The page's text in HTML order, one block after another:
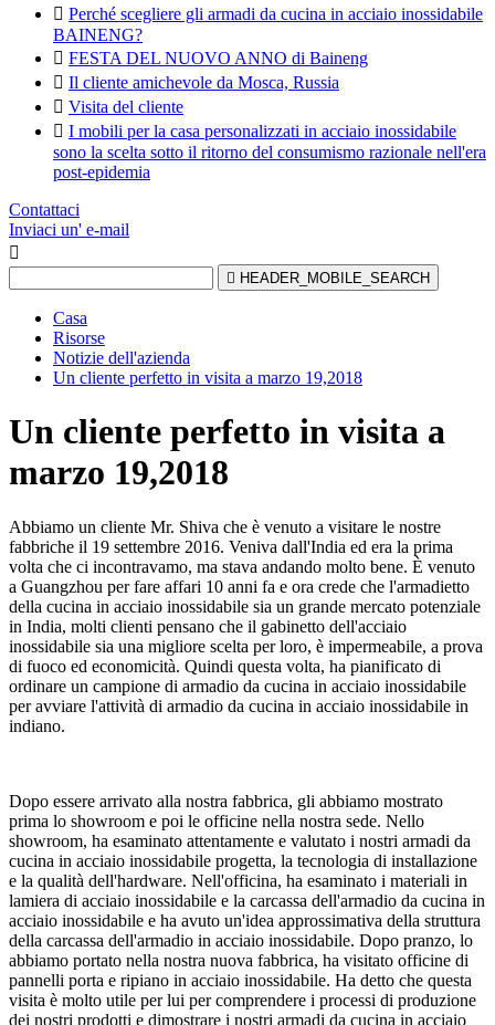
 Perché scegliere gli armadi da cucina in acciaio inossidabile
BAINENG?
 FESTA DEL NUOVO ANNO di Baineng
 Il cliente amichevole da Mosca, Russia
 Visita del cliente
 I mobili per la casa personalizzati in acciaio inossidabile
sono la scelta sotto il ritorno del consumismo razionale nell'era
post-epidemia
Contattaci
Inviaci un' e-mail

 HEADER_MOBILE_SEARCH
Casa
Risorse
Notizie dell'azienda
Un cliente perfetto in visita a marzo 19,2018
Un cliente perfetto in visita a
marzo 19,2018
Abbiamo un cliente Mr. Shiva che è venuto a visitare le nostre
fabbriche il 19 settembre 2016. Veniva dall'India ed era la prima
volta che ci incontravamo, ma stava andando molto bene. È venuto
a Guangzhou per fare affari 10 anni fa e ora crede che l'armadietto
della cucina in acciaio inossidabile sia un grande mercato potenziale
in India, molti clienti pensano che il gabinetto dell'acciaio
inossidabile sia una migliore scelta per loro, è impermeabile, a prova
di fuoco ed economicità. Quindi questa volta, ha pianificato di
ordinare un campione di armadio da cucina in acciaio inossidabile
per avviare l'attività di armadio da cucina in acciaio inossidabile in
indiano.
Dopo essere arrivato alla nostra fabbrica, gli abbiamo mostrato
prima lo showroom e poi le officine nella nostra sede. Nello
showroom, ha esaminato attentamente e valutato i nostri armadi da
cucina in acciaio inossidabile progetta, la tecnologia di installazione
e la qualità dell'hardware. Nell'officina, ha esaminato i materiali in
lamiera di acciaio inossidabile e la carcassa dell'armadio da cucina in
acciaio inossidabile e ha avuto un'idea approssimativa della struttura
della carcassa dell'armadio in acciaio inossidabile. Dopo pranzo, lo
abbiamo portato nella nostra nuova fabbrica, ha visitato officine di
pannelli porta e ripiano in acciaio inossidabile. Ha detto che questa
visita è molto utile per lui per comprendere i processi di produzione
dei nostri prodotti e dimostrare i nostri armadi da cucina in acciaio